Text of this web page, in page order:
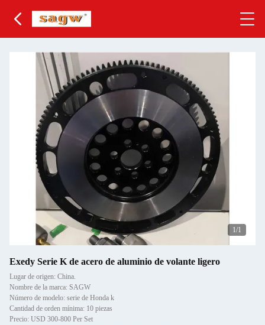
1/1
Exedy Serie K de acero de aluminio de volante ligero
Lugar de origen: China.
Nombre de la marca: SAGW
Número de modelo: serie de Honda k
Cantidad de orden mínima: 10 piezas
Precio: USD 300-800 Per Set